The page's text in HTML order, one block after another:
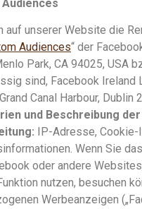
auf unserer Website die
Audiences“ der
Park, CA 94025, USA
sind, Facebook Ireland
Canal Harbour, Dublin
und Beschreibung der
IP-Adresse, Cookie-
Wenn Sie
oder andere
nutzen, besuchen
Werbeanzeigen